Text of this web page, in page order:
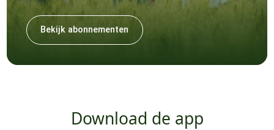
Bekijk abonnementen
Download de app